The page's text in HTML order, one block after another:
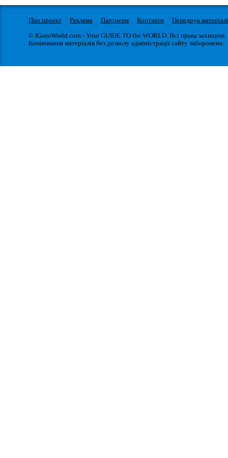
Про проект Реклама Партнери Контакти
Передрук
© IGotoWorld.com - Your GUIDE TO the WORLD. Всі права захищені.
Копіювання матеріалів без дозволу адміністрації сайту заборонено.